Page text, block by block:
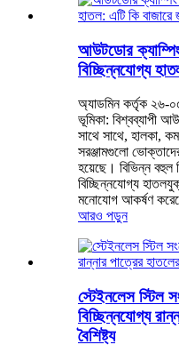
আউটডোর
বিচ্ছিন্নযোগ্য
অ্যাডমিন কর্তৃক ২৬-
ভূমিকা: বিশ্বব্যাপী
সাথে সাথে, হালকা,
সরঞ্জামগুলো
হয়েছে। বিভিন্ন
বিচ্ছিন্নযোগ্য
মনোযোগ আকর্ষণ
আরও পড়ুন
স্টেইনলেস স্টিল
বিচ্ছিন্নযোগ্য
বৈশিষ্ট্য